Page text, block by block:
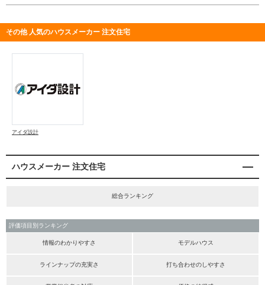
その他 人気のハウスメーカー 注文住宅
アイダ設計
ハウスメーカー 注文住宅
総合ランキング
評価項目別ランキング
情報のわかりやすさ モデルハウス
ラインナップの充実さ 打ち合わせのしやすさ